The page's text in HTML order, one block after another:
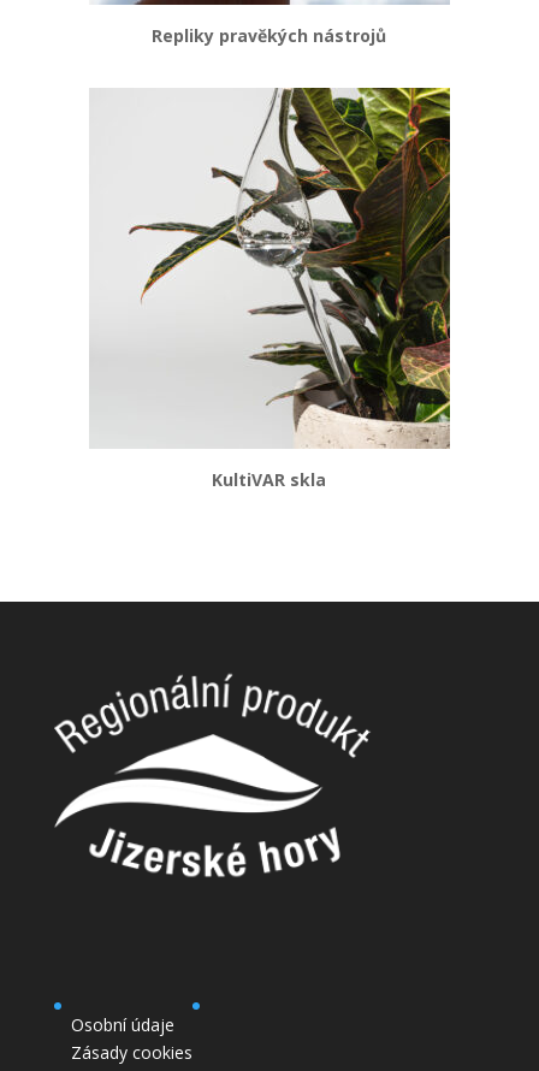
Repliky pravěkých nástrojů
KultiVAR skla
Osobní údaje
Zásady cookies